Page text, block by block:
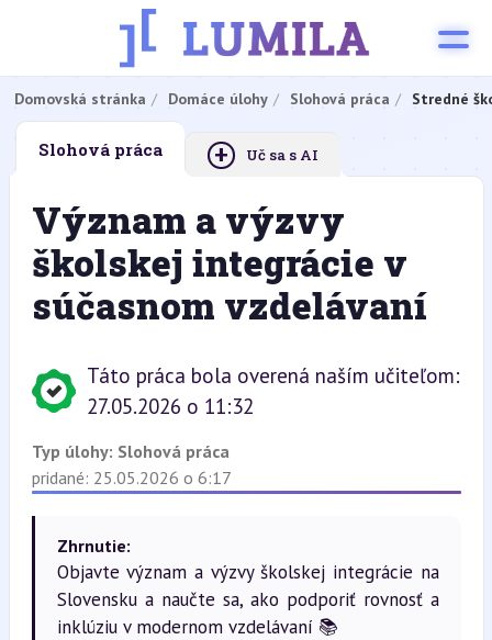
Domovská stránka Domáce úlohy Slohová práca Stredné
Slohová práca + Uč sa s AI
Význam a výzvy
školskej integrácie v
súčasnom vzdelávaní
Táto práca bola overená naším učiteľom:
27.05.2026 o 11:32
Typ úlohy: Slohová práca
pridané: 25.05.2026 o 6:17
Zhrnutie:
Objavte význam a výzvy školskej integrácie na
Slovensku a naučte sa, ako podporiť rovnosť a
inklúziu v modernom vzdelávaní 📚